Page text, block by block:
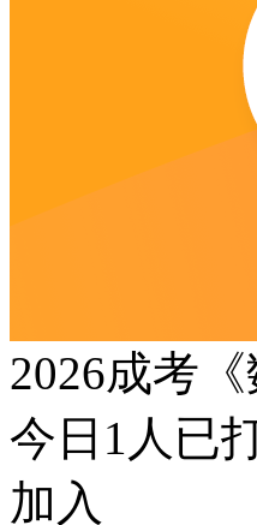
2026成考
今日 1 人已
加入